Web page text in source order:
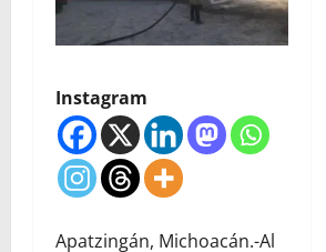
Instagram
Apatzingán, Michoacán.-Al